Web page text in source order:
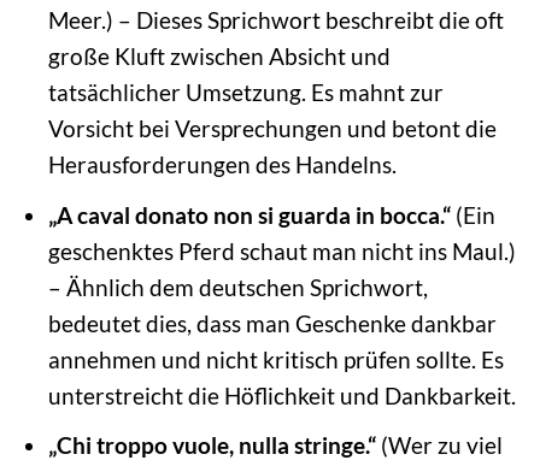
Meer.) – Dieses Sprichwort beschreibt die oft
große Kluft zwischen Absicht und
tatsächlicher Umsetzung. Es mahnt zur
Vorsicht bei Versprechungen und betont die
Herausforderungen des Handelns.
„A caval donato non si guarda in bocca.“(Ein
geschenktes Pferd schaut man nicht ins Maul.)
– Ähnlich dem deutschen Sprichwort,
bedeutet dies, dass man Geschenke dankbar
annehmen und nicht kritisch prüfen sollte. Es
unterstreicht die Höflichkeit und Dankbarkeit.
„Chi troppo vuole, nulla stringe.“(Wer zu viel